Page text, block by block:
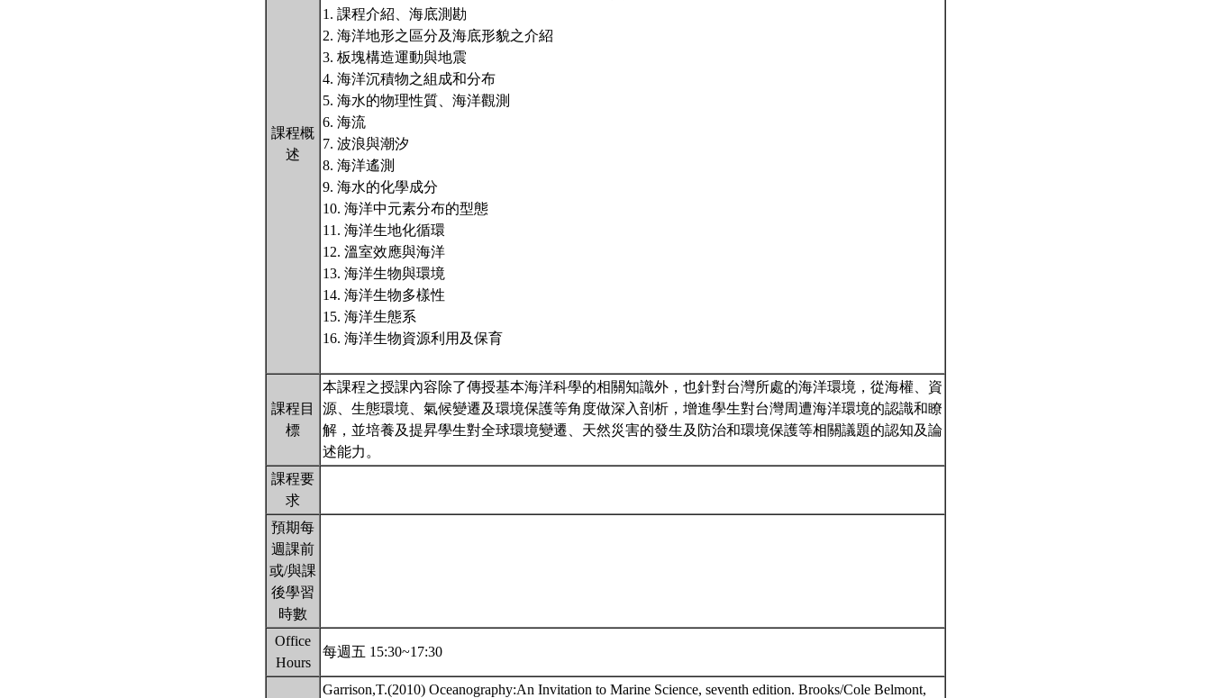
課程概
述
1. 課程介紹、海底測勘
2. 海洋地形之區分及海底形貌之介紹
3. 板塊構造運動與地震
4. 海洋沉積物之組成和分布
5. 海水的物理性質、海洋觀測
6. 海流
7. 波浪與潮汐
8. 海洋遙測
9. 海水的化學成分
10. 海洋中元素分布的型態
11. 海洋生地化循環
12. 溫室效應與海洋
13. 海洋生物與環境
14. 海洋生物多樣性
15. 海洋生態系
16. 海洋生物資源利用及保育
課程目
標
本課程之授課內容除了傳授基本海洋科學的相關知識外，也針對台灣所處的海洋環境，從海權、資
源、生態環境、氣候變遷及環境保護等角度做深入剖析，增進學生對台灣周遭海洋環境的認識和瞭
解，並培養及提昇學生對全球環境變遷、天然災害的發生及防治和環境保護等相關議題的認知及論
述能力。
課程要
求
預期每
週課前
或/與課
後學習
時數
Office
Hours
每週五 15:30~17:30
Garrison,T.(2010) Oceanography:An Invitation to Marine Science, seventh edition. Brooks/Cole Belmont,